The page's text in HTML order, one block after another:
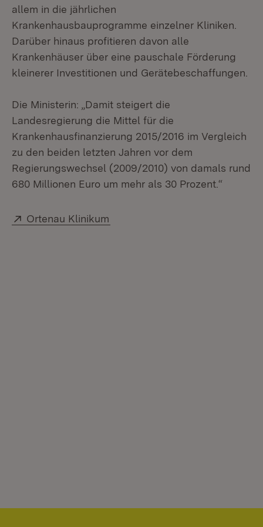
allem in die jährlichen
Krankenhausbauprogramme einzelner Kliniken.
Darüber hinaus profitieren davon alle
Krankenhäuser über eine pauschale Förderung
kleinerer Investitionen und Gerätebeschaffungen.
Die Ministerin: „Damit steigert die
Landesregierung die Mittel für die
Krankenhausfinanzierung 2015/2016 im Vergleich
zu den beiden letzten Jahren vor dem
Regierungswechsel (2009/2010) von damals rund
680 Millionen Euro um mehr als 30 Prozent.“
Extern:
Ortenau Klinikum